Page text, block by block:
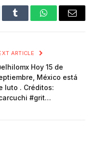
Tumblr WhatsAppEmail
ARTICLE
Hoy 15 de
México está
luto . Créditos:
#grit…